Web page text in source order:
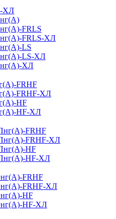
ХЛ
FRLS
FRLS-ХЛ
LS
LS-ХЛ
ХЛ
FRHF
FRHF-ХЛ
HF
HF-ХЛ
FRHF
FRHF-ХЛ
HF
HF-ХЛ
FRHF
FRHF-ХЛ
HF
HF-ХЛ